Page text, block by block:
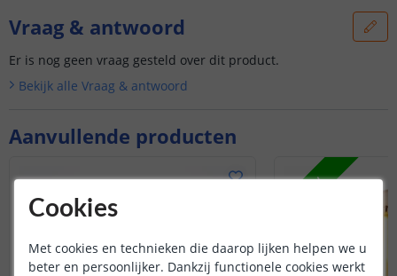
Aanvullende producten
NIEUW
Vraag & antwoord
Er is nog geen vraag gesteld over dit product.
Bekijk alle Vraag & antwoord
Cookies
Met cookies en technieken die daarop lijken helpen we u
beter en persoonlijker. Dankzij functionele cookies werkt